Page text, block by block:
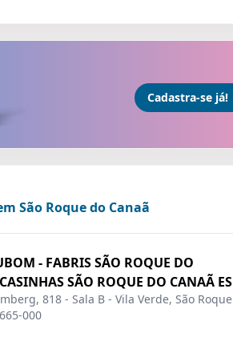
Cadastra-se já!
São Roque do Canaã
- FABRIS SÃO ROQUE DO
SÃO ROQUE DO CANAÃ ES
818 - Sala B - Vila Verde, São Roque
000